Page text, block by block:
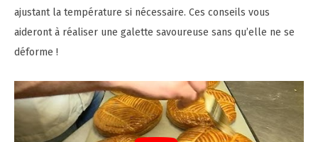
ajustant la température si nécessaire. Ces conseils vous
aideront à réaliser une galette savoureuse sans qu’elle ne se
déforme !